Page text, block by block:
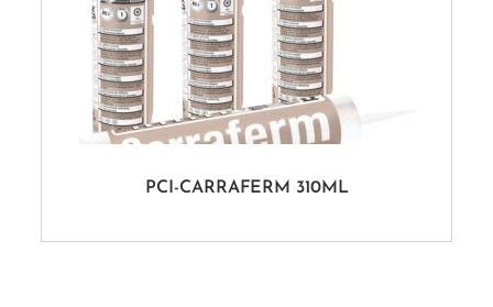
PCI-CARRAFERM 310ML